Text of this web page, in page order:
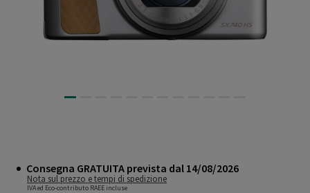
Consegna GRATUITA prevista dal 14/08/2026
Nota sul prezzo e tempi di spedizione
IVA ed Eco-contributo RAEE incluse